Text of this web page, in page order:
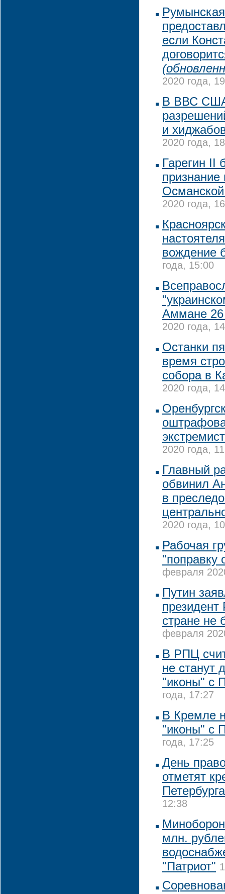
если
2020 года,
В ВВС США
и
2020 года,
Гарегин II
2020 года,
вождение
года, 15:00
Аммане
2020 года,
Останки
время
собора в
2020 года,
2020 года,
Главный
обвинил
в
2020 года,
Рабочая
"поправку
февраля
Путин
стране не
февраля
В РПЦ
не станут
"иконы" с
года, 17:27
В Кремле
"иконы" с
года, 17:25
День
отметят
Петербурга
12:38
млн.
"Патриот"